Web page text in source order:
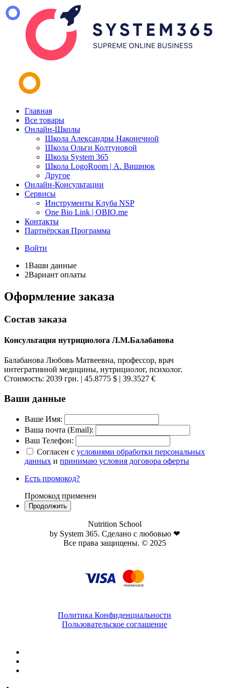
Главная
Все товары
Онлайн-Школы
Школа Александры Наконечной
Школа Ольги Колтуновой
Школа System 365
Школа LogoRoom | А. Вишнюк
Другое
Онлайн-Консультации
Сервисы
Инструменты Клуба NSP
One Bio Link | OBIO.me
Контакты
Партнёрская Программа
Войти
1Ваши данные
2Вариант оплаты
Оформление заказа
Состав заказа
Консультация нутрициолога Л.М.Балабанова
Балабанова Любовь Матвеевна, профессор, врач
интегративной медицины, нутрициолог, психолог.
Стоимость: 2039 грн. | 45.8775 $ | 39.3527 €
Ваши данные
Ваше Имя:
Ваша почта (Email):
Ваш Телефон:
Согласен с условиями обработки персональных
данных и принимаю условия договора оферты
Есть промокод?
Промокод применен
Nutrition School
by System 365. Сделано с любовью ❤
Все права защищены. © 2025
Политика Конфиденциальности
Пользовательское соглашение